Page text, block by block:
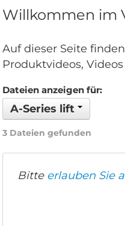
Willkommen im
Auf dieser Seite
Produktvideos,
Dateien anzeigen für:
A-Series lift
3 Dateien gefunden
Bitte erlauben Sie